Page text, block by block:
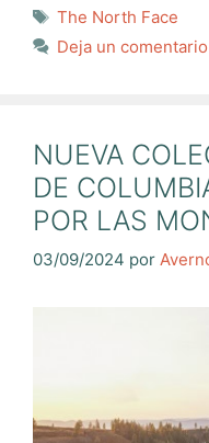
Etiquetas
The North Face
Deja un comentario
NUEVA
DE
POR LAS
03/09/2024 por